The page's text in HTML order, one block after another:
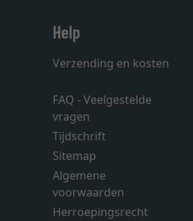
Help
Verzending en kosten
FAQ - Veelgestelde
vragen
Tijdschrift
Sitemap
Algemene
voorwaarden
Herroepingsrecht